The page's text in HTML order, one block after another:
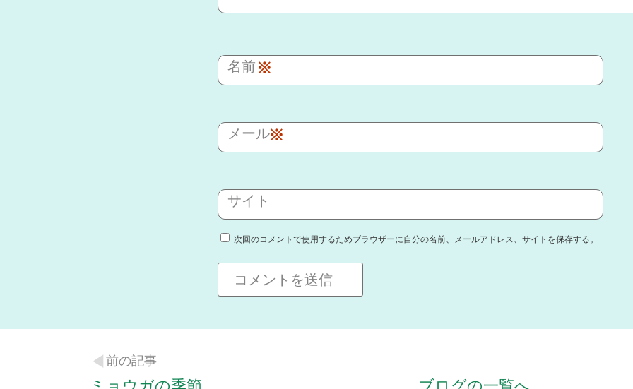
名前 ※
メール※
サイト
次回のコメントで使用するためブラウザーに自分の名前、メールアドレス、サイトを保存する。
前の記事